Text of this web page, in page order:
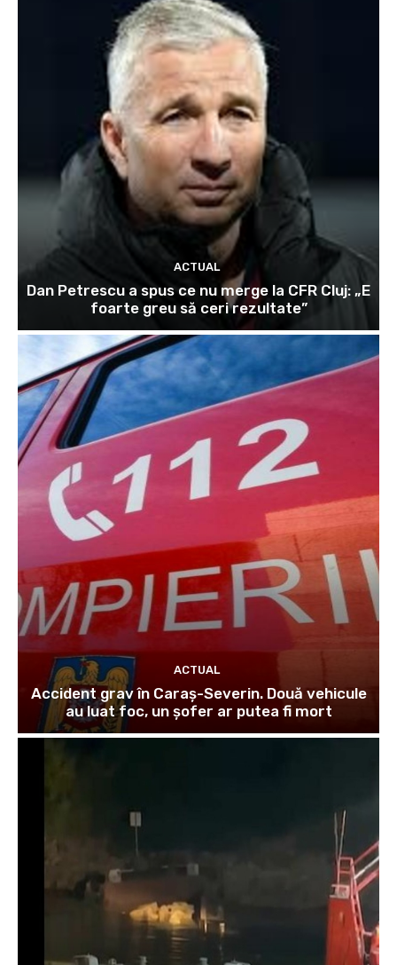
ACTUAL
Dan Petrescu a spus ce nu merge la CFR Cluj: „E
foarte greu să ceri rezultate”
ACTUAL
Accident grav în Caraș-Severin. Două vehicule
au luat foc, un șofer ar putea fi mort